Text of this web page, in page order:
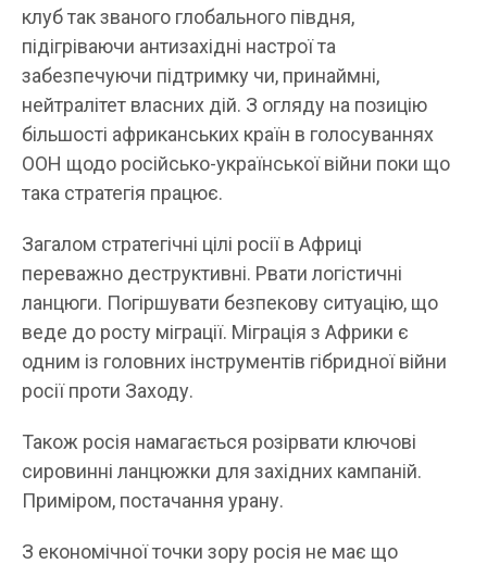
клуб так званого глобального півдня,
підігріваючи антизахідні настрої та
забезпечуючи підтримку чи, принаймні,
нейтралітет власних дій. З огляду на позицію
більшості африканських країн в голосуваннях
ООН щодо російсько-української війни поки що
така стратегія працює.
Загалом стратегічні цілі росії в Африці
переважно деструктивні. Рвати логістичні
ланцюги. Погіршувати безпекову ситуацію, що
веде до росту міграції. Міграція з Африки є
одним із головних інструментів гібридної війни
росії проти Заходу.
Також росія намагається розірвати ключові
сировинні ланцюжки для західних кампаній.
Приміром, постачання урану.
З економічної точки зору росія не має що